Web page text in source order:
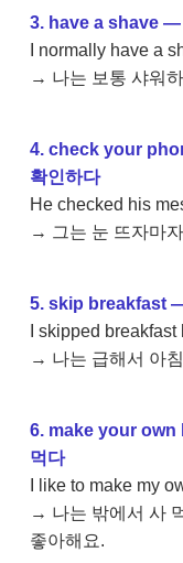
3. have a shave —
I normally have a
→ 나는 보통 샤워
4. check your
확인하다
He checked his
→ 그는 눈 뜨자마
5. skip breakfast
I skipped
→ 나는 급해서 아
6. make your own
먹다
I like to make my
→ 나는 밖에서 사
좋아해요.